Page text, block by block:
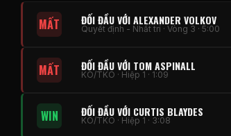
MẤT ĐỐI ĐẦU VỚI ALEXANDER VOLKOV
Quyết định - Nhất trí · Vòng 3 · 5:00
MẤT ĐỐI ĐẦU VỚI TOM ASPINALL
KO/TKO · Hiệp 1 · 1:09
WIN ĐỐI ĐẦU VỚI CURTIS BLAYDES
KO/TKO · Hiệp 1 · 3:08